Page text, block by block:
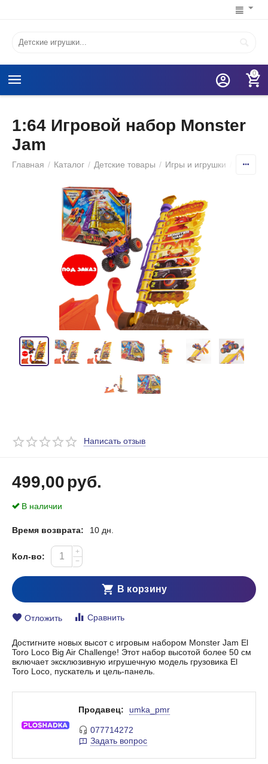
0
1:64 Игровой набор Monster
Jam
Главная / Каталог / Детские товары / Игры и игрушки
Написать отзыв
499,00руб.
В наличии
Время возврата: 10 дн.
Кол-во:
+
−
В корзину
Отложить Сравнить
Достигните новых высот с игровым набором Monster Jam El
Toro Loco Big Air Challenge! Этот набор высотой более 50 см
включает эксклюзивную игрушечную модель грузовика El
Toro Loco, пускатель и цель-панель.
Продавец: umka_pmr
077714272
Задать вопрос